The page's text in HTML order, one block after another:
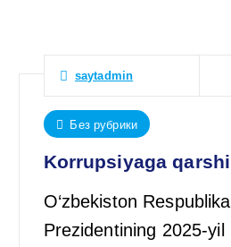
saytadmin
Без рубрики
Korrupsiyaga
O‘zbekiston
Prezidentining 2025-yil